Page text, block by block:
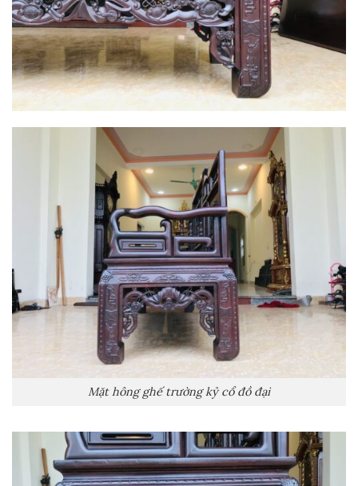
Mặt hông ghế trường kỷ cổ đồ đại